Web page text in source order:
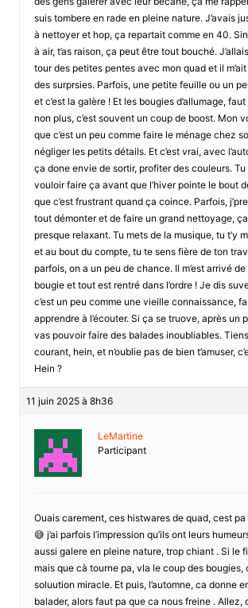
suis tombere en rade en pleine nature. J’avais
à nettoyer et hop, ça repartait comme en 40.
à air, t’as raison, ça peut être tout bouché.
tour des petites pentes avec mon quad et il m’ait
des surprsies. Parfois, une petite feuille ou un
et c’est la galère ! Et les bougies d’allumage,
non plus, c’est souvent un coup de boost. Mon
que c’est un peu comme faire le ménage chez
négliger les petits détails. Et c’est vrai, avec
ça done envie de sortir, profiter des couleurs. Tu
vouloir faire ça avant que l’hiver pointe le bout
que c’est frustrant quand ça coince. Parfois,
tout démonter et de faire un grand nettoyage,
presque relaxant. Tu mets de la musique, tu t’y
et au bout du compte, tu te sens fière de ton
parfois, on a un peu de chance. Il m’est arrivé
bougie et tout est rentré dans l’ordre ! Je dis
c’est un peu comme une vieille connaissance,
apprendre à l’écouter. Si ça se truove, après un
vas pouvoir faire des balades inoubliables.
courant, hein, et n’oublie pas de bien t’amuser,
Hein ?
11 juin 2025 à 8h36
LeMartine
Participant
Ouais carement, ces histwares de quad, cest pa
😅 j’ai parfois l’impression qu’ils ont leurs
aussi galere en pleine nature, trop chiant . Si le
mais que cà tourne pa, vla le coup des bougies,
soluution miracle. Et puis, l’automne, ca donne
balader, alors faut pa que ca nous freine . Allez,